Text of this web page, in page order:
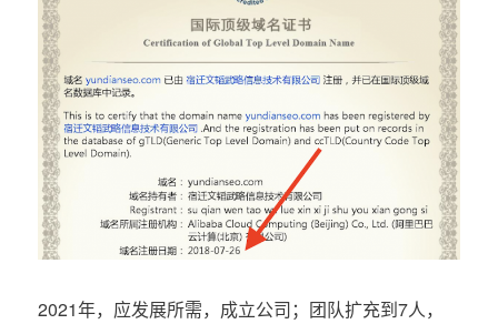
2021年，应发展所需，成立公司；团队扩充到7人，